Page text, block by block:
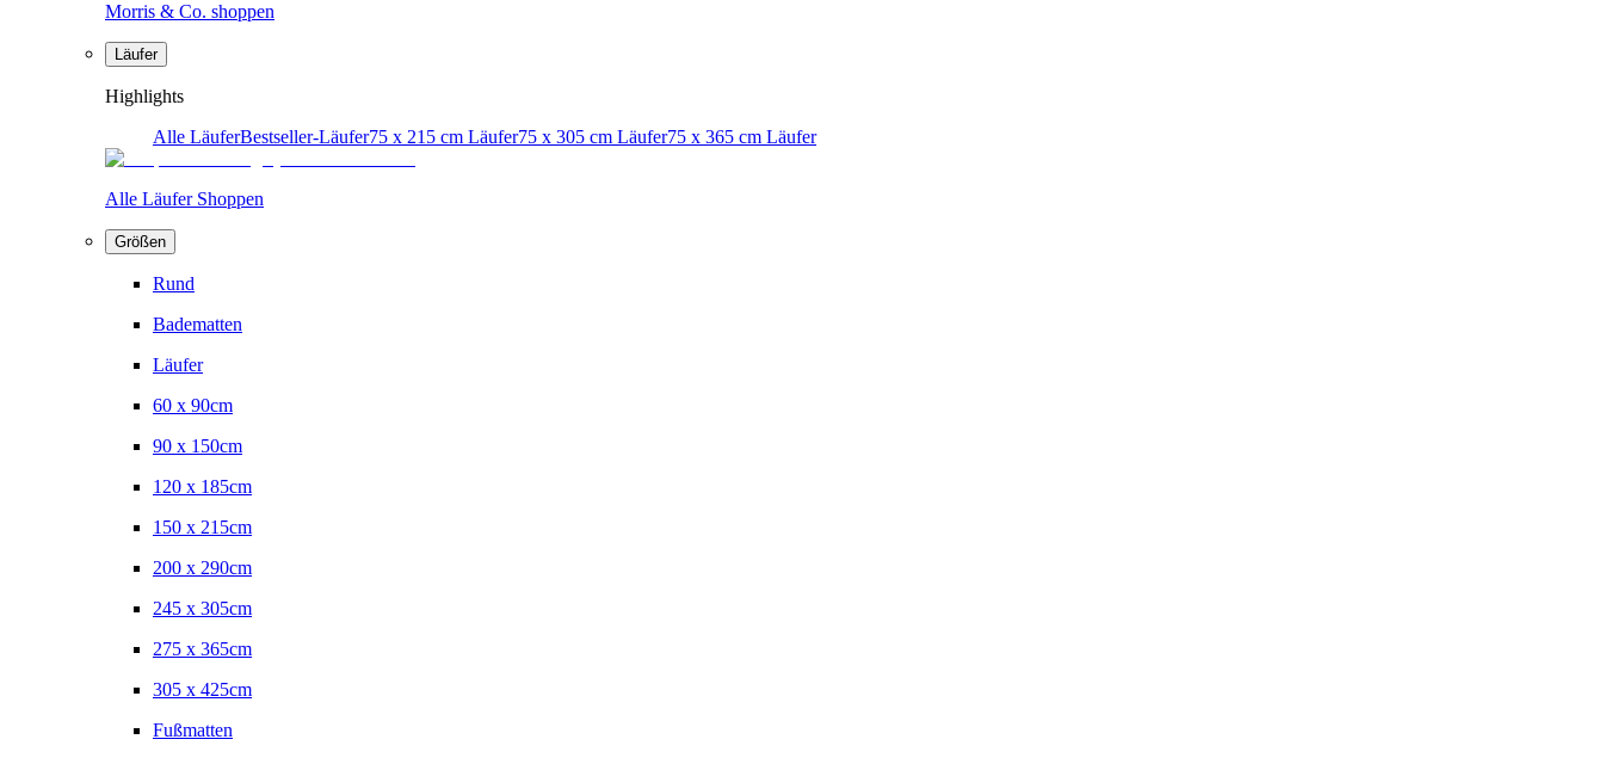
Morris & Co. shoppen
Läufer
Highlights
Alle LäuferBestseller-Läufer75 x 215 cm Läufer75 x 305 cm Läufer75 x 365 cm Läufer
Alle Läufer Shoppen
Größen
Rund
Badematten
Läufer
60 x 90cm
90 x 150cm
120 x 185cm
150 x 215cm
200 x 290cm
245 x 305cm
275 x 365cm
305 x 425cm
Fußmatten